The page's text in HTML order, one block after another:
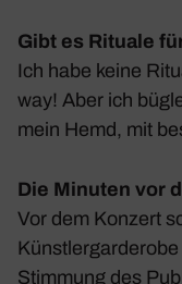
Gibt es Rituale
Ich habe keine
way! Aber ich
mein Hemd, mit
Die Minuten vor
Vor dem Konzert
Stim­mung des